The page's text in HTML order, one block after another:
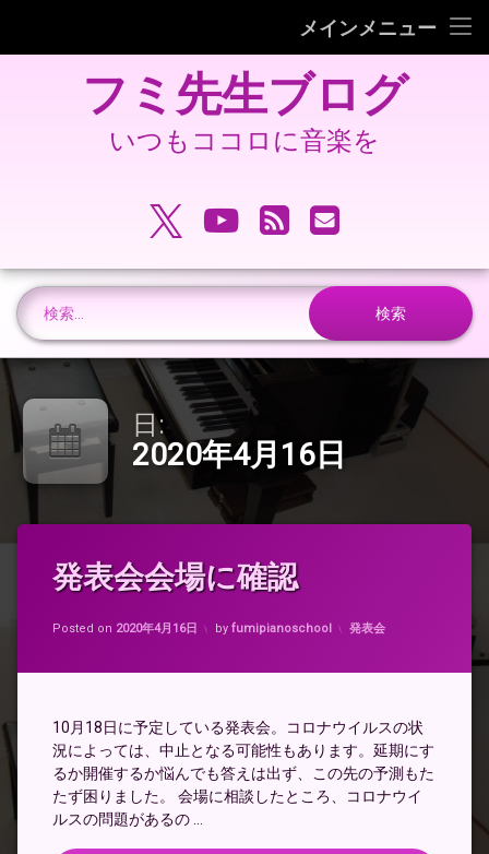
メインメニュー
旧 フミ先生ブログ
旧 フミピアノ教室ホームページ
プ
フミ先生ブログ
いつもココロに音楽を
X.comYouTube
RSS メールアドレ
検索:
日:
2020年4月16日
発表会会場に確認
Posted on 2020年4月16日
Updated on 2020年4月16日
by fumipianoschool カテゴリー:
発表会
10月18日に予定している発表会。コロナウイルスの状
況によっては、中止となる可能性もあります。延期にす
るか開催するか悩んでも答えは出ず、この先の予測もた
たず困りました。 会場に相談したところ、コロナウイ
ルスの問題があるの …
コ
メ
ト
(発
表
会
会
場
に